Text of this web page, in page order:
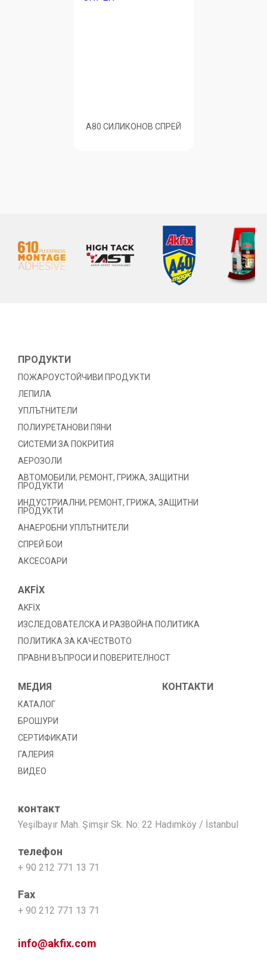
A80 СИЛИКОНОВ СПРЕЙ
ПРОДУКТИ
ПОЖАРОУСТОЙЧИВИ ПРОДУКТИ
ЛЕПИЛА
УПЛЪТНИТЕЛИ
ПОЛИУРЕТАНОВИ ПЯНИ
СИСТЕМИ ЗА ПОКРИТИЯ
АЕРОЗОЛИ
АВТОМОБИЛИ; РЕМОНТ, ГРИЖА, ЗАЩИТНИ
ПРОДУКТИ
ИНДУСТРИАЛНИ; РЕМОНТ, ГРИЖА, ЗАЩИТНИ
ПРОДУКТИ
АНАЕРОБНИ УПЛЪТНИТЕЛИ
СПРЕЙ БОИ
АКСЕСОАРИ
AKFİX
AKFİX
ИЗСЛЕДОВАТЕЛСКА И РАЗВОЙНА ПОЛИТИКА
ПОЛИТИКА ЗА КАЧЕСТВОТО
ПРАВНИ ВЪПРОСИ И ПОВЕРИТЕЛНОСТ
МЕДИЯ
КАТАЛОГ
БРОШУРИ
СЕРТИФИКАТИ
ГАЛЕРИЯ
ВИДЕО
КОНТАКТИ
контакт
Yeşilbayır Mah. Şimşir Sk. No: 22 Hadımköy / İstanbul
телефон
+ 90 212 771 13 71
Fax
+ 90 212 771 13 71
info@akfix.com